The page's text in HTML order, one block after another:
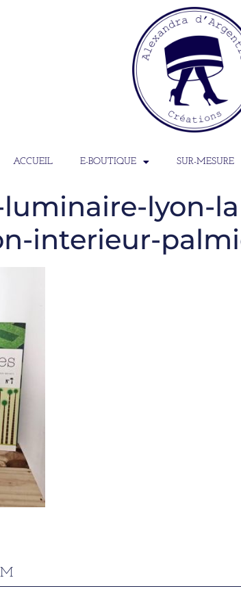
ACCUEIL E-BOUTIQUE SUR-MESURE
lyon-
interieur-